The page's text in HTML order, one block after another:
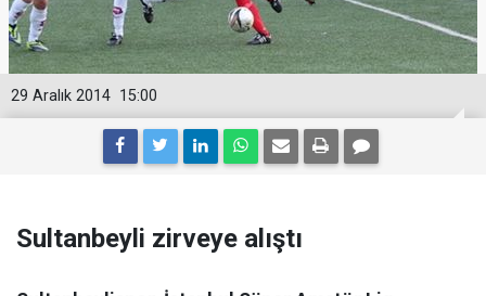
15:00
29 Aralık 2014
Sultanbeyli zirveye alıştı